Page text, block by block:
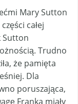
Mary Sutton
całej
Sutton
Trudno
że pamięta
Dla
poruszająca,
Franka miały